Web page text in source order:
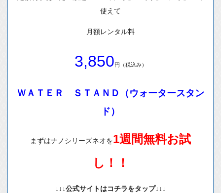
使えて
月額レンタル料
3,850円（税込み）
ＷＡＴＥＲ ＳＴＡＮＤ（ウォータースタン
ド）
まずはナノシリーズネオを1週間無料お試
し！！
↓↓↓公式サイトはコチラをタップ↓↓↓